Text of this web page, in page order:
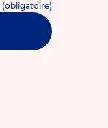
(obligatoire)